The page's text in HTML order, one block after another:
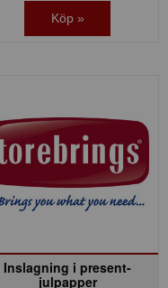
Köp »
Inslagning i present-
julpapper